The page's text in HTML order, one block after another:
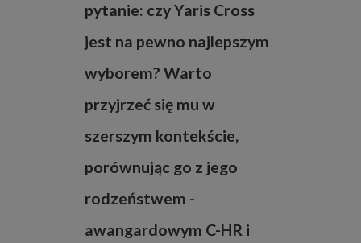
pytanie: czy Yaris Cross
jest na pewno najlepszym
wyborem? Warto
przyjrzeć się mu w
szerszym kontekście,
porównując go z jego
rodzeństwem -
awangardowym C-HR i